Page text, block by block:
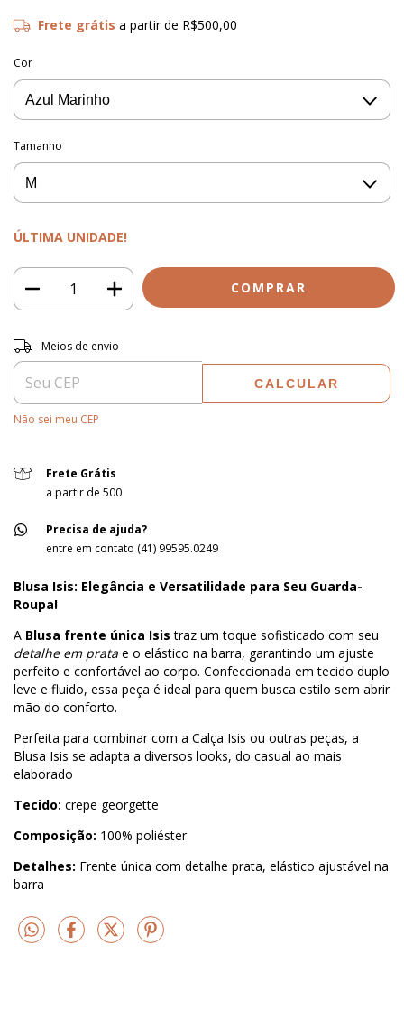
Frete grátis a partir de R$500,00
Cor
Tamanho
ÚLTIMA UNIDADE!
Entregas para o CEP:
Meios de envio
CALCULAR
Não sei meu CEP
Frete Grátis
a partir de 500
Precisa de ajuda?
entre em contato (41) 99595.0249
Blusa Isis: Elegância e Versatilidade para Seu Guarda-
Roupa!
A Blusa frente única Isistraz um toque sofisticado com seu
detalhe em prata e o elástico na barra, garantindo um ajuste
perfeito e confortável ao corpo. Confeccionada em tecido duplo
leve e fluido, essa peça é ideal para quem busca estilo sem abrir
mão do conforto.
Perfeita para combinar com a Calça Isis ou outras peças, a
Blusa Isis se adapta a diversos looks, do casual ao mais
elaborado
Tecido: crepe georgette
Composição: 100% poliéster
Detalhes: Frente única com detalhe prata, elástico ajustável na
barra